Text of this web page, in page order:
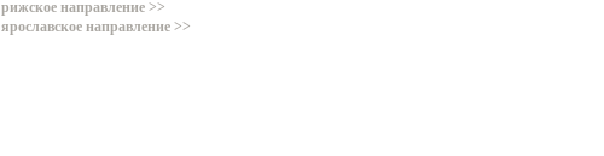
рижское направление >>
ярославское направление >>